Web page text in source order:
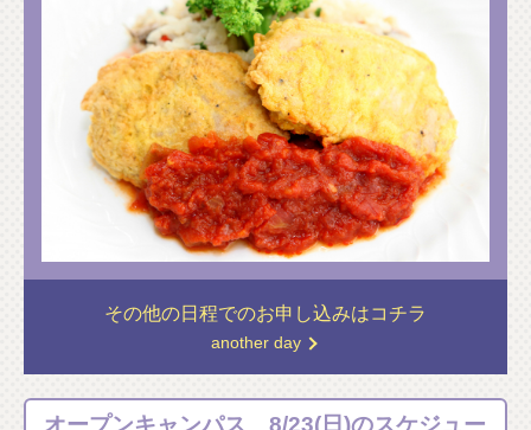
その他の日程でのお申し込みはコチラ
another day
オープンキャンパス 8/23(日)のスケジュー